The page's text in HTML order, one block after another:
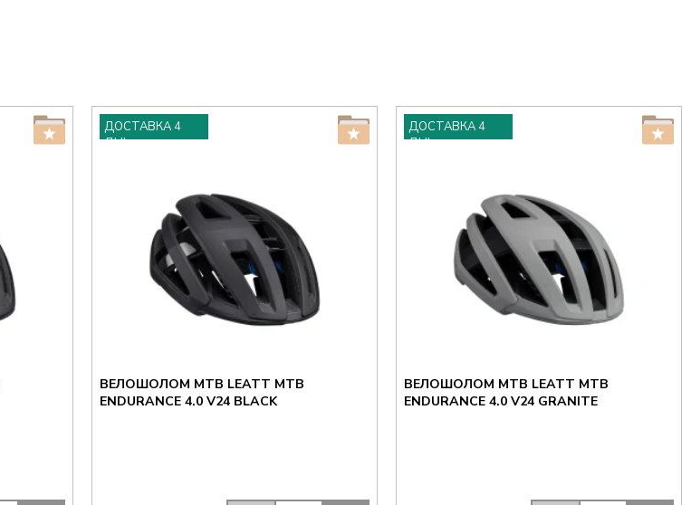
ДОСТАВКА 4
ДНІ
ВЕЛОШОЛОМ MTB LEATT MTB
ENDURANCE 4.0 V24 BLACK
ДОСТАВКА 4
ДНІ
ВЕЛОШОЛОМ MTB LEATT MTB
ENDURANCE 4.0 V24 GRANITE